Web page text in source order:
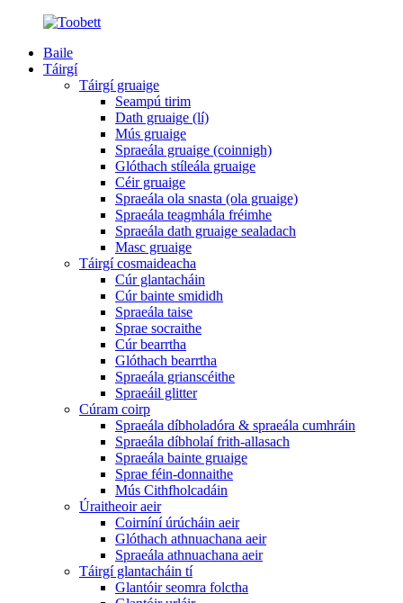
Baile
Táirgí
Táirgí gruaige
Seampú tirim
Dath gruaige (lí)
Mús gruaige
Spraeála gruaige (coinnigh)
Glóthach stíleála gruaige
Céir gruaige
Spraeála ola snasta (ola gruaige)
Spraeála teagmhála fréimhe
Spraeála dath gruaige sealadach
Masc gruaige
Táirgí cosmaideacha
Cúr glantacháin
Cúr bainte smididh
Spraeála taise
Sprae socraithe
Cúr bearrtha
Glóthach bearrtha
Spraeála grianscéithe
Spraeáil glitter
Cúram coirp
Spraeála díbholadóra & spraeála cumhráin
Spraeála díbholaí frith-allasach
Spraeála bainte gruaige
Sprae féin-donnaithe
Mús Cithfholcadáin
Úraitheoir aeir
Coirníní úrúcháin aeir
Glóthach athnuachana aeir
Spraeála athnuachana aeir
Táirgí glantacháin tí
Glantóir seomra folctha